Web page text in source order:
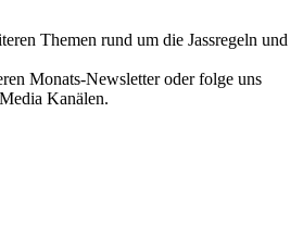
Themen rund um die Jassregeln und
Monats-Newsletter oder folge uns
Kanälen.